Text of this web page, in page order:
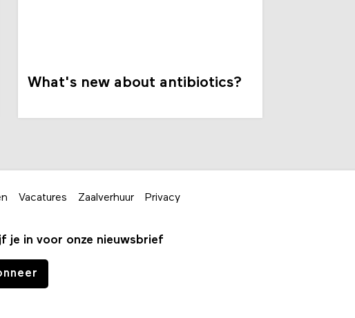
What's new about antibiotics?
Vacatures Zaalverhuur Privacy
je in voor onze nieuwsbrief